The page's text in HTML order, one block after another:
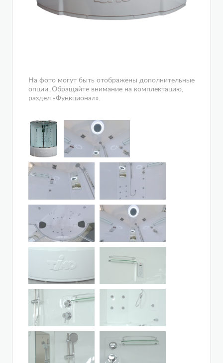
На фото могут быть отображены дополнительные
опции. Обращайте внимание на комплектацию,
раздел «Функционал».